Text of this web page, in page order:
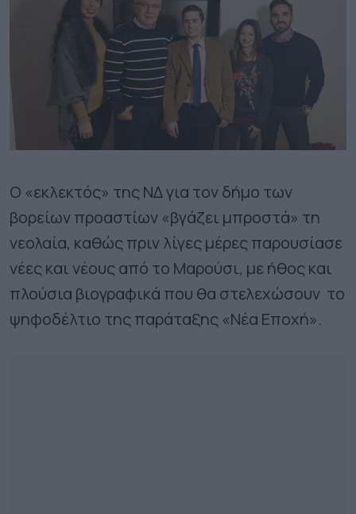
Ο «εκλεκτός» της ΝΔ για τον δήμο των
βορείων προαστίων «βγάζει μπροστά» τη
νεολαία, καθώς πριν λίγες μέρες παρουσίασε
νέες και νέους από το Μαρούσι, με ήθος και
πλούσια βιογραφικά που θα στελεχώσουν το
ψηφοδέλτιο της παράταξης «Νέα Εποχή».